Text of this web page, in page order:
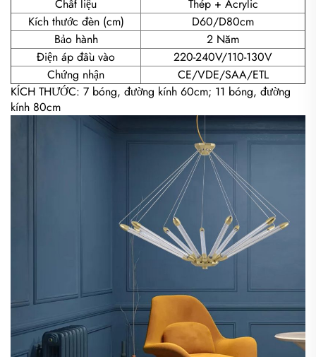
Chất liệu
Thép + Acrylic
Kích thước đèn (cm)
D60/D80cm
Bảo hành
2 Năm
Điện áp đầu vào
220-240V/110-130V
Chứng nhận
CE/VDE/SAA/ETL
KÍCH THƯỚC: 7 bóng, đường kính 60cm; 11 bóng, đường
kính 80cm